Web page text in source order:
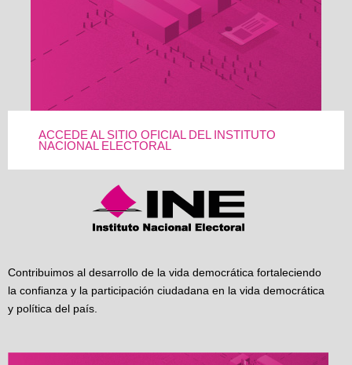
ACCEDE AL SITIO OFICIAL DEL INSTITUTO
NACIONAL ELECTORAL
Contribuimos al desarrollo de la vida democrática fortaleciendo
la confianza y la participación ciudadana en la vida democrática
y política del país.